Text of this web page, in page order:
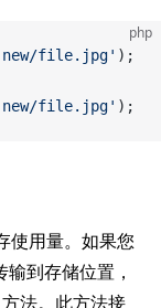
php
file.jpg' );
file.jpg' );
使用量。如果您
到存储位置，
方法。此方法接